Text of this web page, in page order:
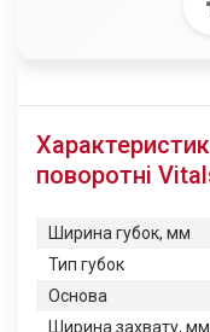
поворотні
Ширина губок, мм
Тип губок
Основа
Ширина захвату, мм